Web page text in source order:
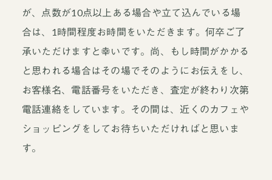
が、点数が10点以上ある場合や立て込んでいる場
合は、1時間程度お時間をいただきます。何卒ご了
承いただけますと幸いです。尚、もし時間がかかる
と思われる場合はその場でそのようにお伝えをし、
お客様名、電話番号をいただき、査定が終わり次第
電話連絡をしています。その間は、近くのカフェや
ショッピングをしてお待ちいただければと思いま
す。